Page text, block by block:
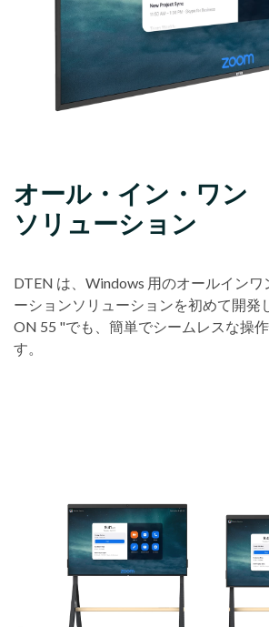
オール・イン・ワン
ソリューション
DTEN は、Windows 用のオールインワ
ーションソリューションを初めて開発
ON 55 "でも、簡単でシームレスな操
す。